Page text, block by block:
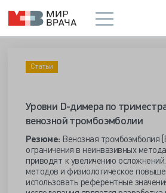
Статьи
Уровни D-димера по
венозной тромбоэмболии
Резюме: Венозная тромбоэмболия
ограничения в неинвазивных
приводят к увеличению
методов и физиологическое
использовать референтные